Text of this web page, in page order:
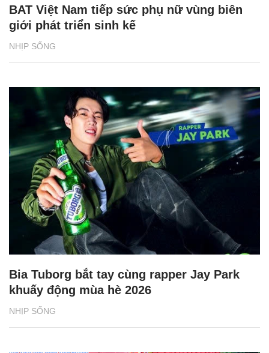
NHỊP SỐNG
BAT Việt Nam tiếp sức phụ nữ vùng biên
giới phát triển sinh kế
NHỊP SỐNG
Bia Tuborg bắt tay cùng rapper Jay Park
khuấy động mùa hè 2026